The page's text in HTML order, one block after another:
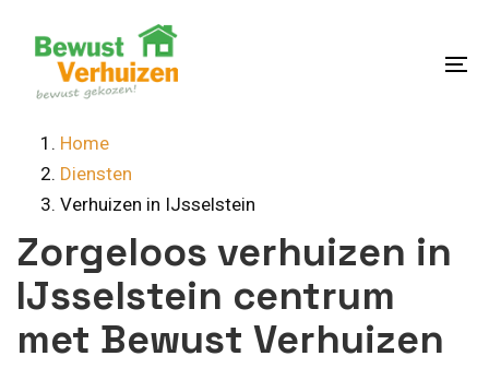
content
Home
Diensten
Verhuizen in IJsselstein
Zorgeloos verhuizen in
IJsselstein centrum
met Bewust Verhuizen